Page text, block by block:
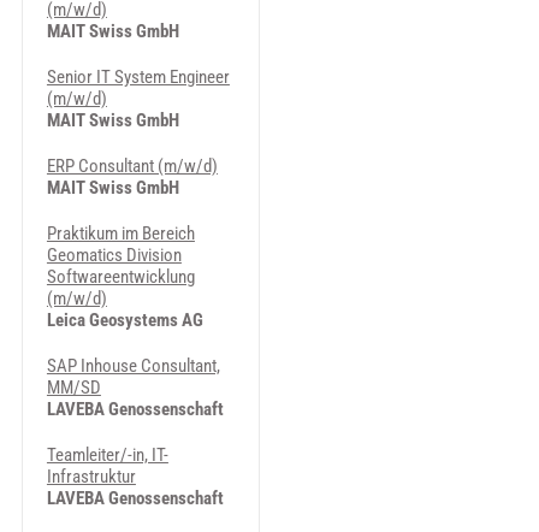
(m/w/d)
MAIT Swiss GmbH
Senior IT System Engineer
(m/w/d)
MAIT Swiss GmbH
ERP Consultant (m/w/d)
MAIT Swiss GmbH
Praktikum im Bereich
Geomatics Division
Softwareentwicklung
(m/w/d)
Leica Geosystems AG
SAP Inhouse Consultant,
MM/SD
LAVEBA Genossenschaft
Teamleiter/-in, IT-
Infrastruktur
LAVEBA Genossenschaft